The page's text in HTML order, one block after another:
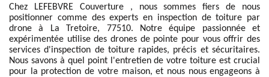
Chez LEFEBVRE Couverture , nous sommes fiers de nous
positionner comme des experts en inspection de toiture par
drone à La Tretoire, 77510. Notre équipe passionnée et
expérimentée utilise des drones de pointe pour vous offrir des
services d'inspection de toiture rapides, précis et sécuritaires.
Nous savons à quel point l'entretien de votre toiture est crucial
pour la protection de votre maison, et nous nous engageons à